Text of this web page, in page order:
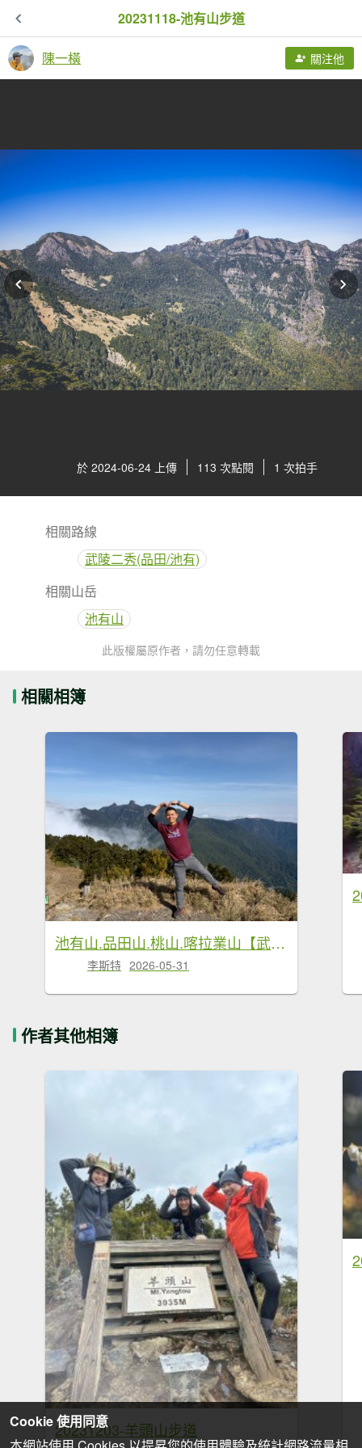
20231118-池有山步道
陳一橫 關注他
於 2024-06-24 上傳 113 次點閱 1 次拍手
相關路線
武陵二秀(品田/池有)
相關山岳
池有山
此版權屬原作者，請勿任意轉載
相關相簿
池有山.品田山.桃山.喀拉業山【武陵四秀 最硬的是…】
李斯特 2026-05-31
作者其他相簿
20231203-羊頭山步道
Cookie 使用同意